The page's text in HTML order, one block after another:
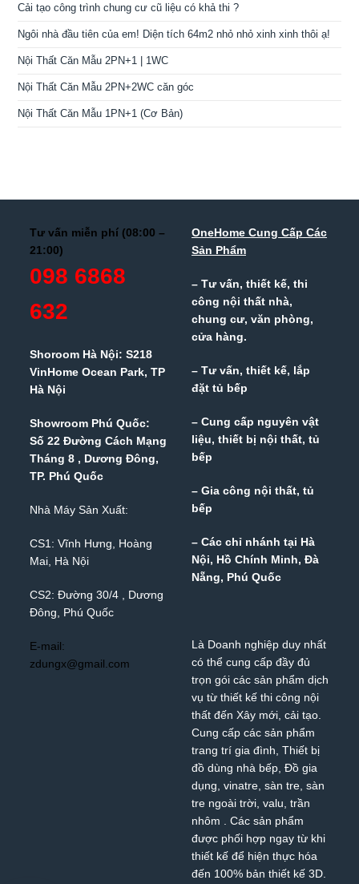
Cải tạo công trình chung cư cũ liệu có khả thi ?
Ngôi nhà đầu tiên của em! Diện tích 64m2 nhỏ nhỏ xinh xinh thôi ạ!
Nội Thất Căn Mẫu 2PN+1 | 1WC
Nội Thất Căn Mẫu 2PN+2WC căn góc
Nội Thất Căn Mẫu 1PN+1 (Cơ Bản)
Tư vấn miễn phí (08:00 –
21:00)
098 6868
632
Shoroom Hà Nội: S218
VinHome Ocean Park, TP
Hà Nội
Showroom Phú Quốc:
Số 22 Đường Cách Mạng
Tháng 8 , Dương Đông,
TP. Phú Quốc
Nhà Máy Sản Xuất:
CS1: Vĩnh Hưng, Hoàng
Mai, Hà Nội
CS2: Đường 30/4 , Dương
Đông, Phú Quốc
E-mail:
zdungx@gmail.com
OneHome Cung Cấp Các
Sản Phẩm
– Tư vấn, thiết kế, thi
công nội thất nhà,
chung cư, văn phòng,
cửa hàng.
– Tư vấn, thiết kế, lắp
đặt tủ bếp
– Cung cấp nguyên vật
liệu, thiết bị nội thất, tủ
bếp
– Gia công nội thất, tủ
bếp
– Các chỉ nhánh tại Hà
Nội, Hồ Chính Minh, Đà
Nẵng, Phú Quốc
Là Doanh nghiệp duy nhất
có thể cung cấp đầy đủ
trọn gói các sản phẩm dịch
vụ từ thiết kế thi công nội
thất đến Xây mới, cải tạo.
Cung cấp các sản phẩm
trang trí gia đình, Thiết bị
đồ dùng nhà bếp, Đồ gia
dụng, vinatre sàn tre sàn
tre ngoài trời valu trần
nhôm . Các sản phẩm
được phối hợp ngay từ khi
thiết kế để hiện thực hóa
đến 100% bản thiết kế 3D.